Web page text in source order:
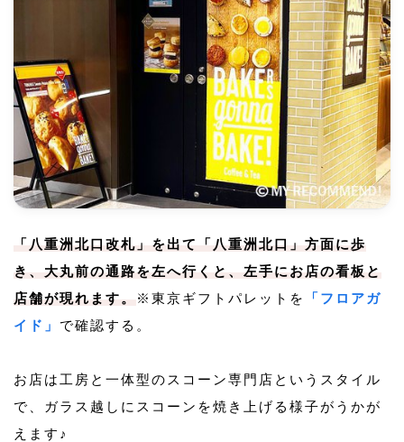
「八重洲北口改札」を出て「八重洲北口」方面に歩
き、大丸前の通路を左へ行くと、左手にお店の看板と
店舗が現れます。
※東京ギフトパレットを
「フロアガ
イド」 で確認する。
お店は工房と一体型のスコーン専門店というスタイル
で、ガラス越しにスコーンを焼き上げる様子がうかが
えます♪